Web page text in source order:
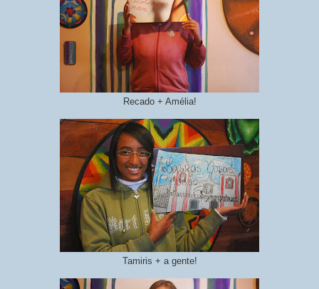
Recado + Amélia!
Tamiris + a gente!